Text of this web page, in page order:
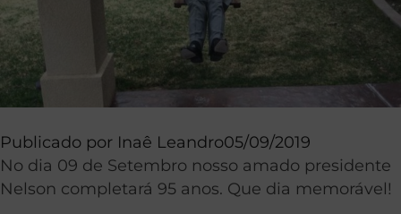
Publicado por Inaê Leandro05/09/2019
No dia 09 de Setembro nosso amado presidente
Nelson completará 95 anos. Que dia memorável!